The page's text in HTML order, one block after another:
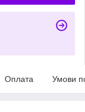
Оплата Умови